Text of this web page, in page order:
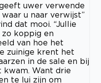
uwer verwende
u naar verwijst”
dat mooi. “Jullie
koppig en
van hoe het
zuinige krent het
in de sale en bij
Want drie
te lui zijn om